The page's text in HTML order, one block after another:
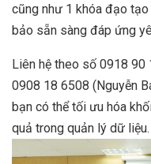
cũng như 1 khóa đạo
bảo sẵn sàng đáp ứng
Liên hệ theo số 0918 90
0908 18 6508 (Nguyễn
bạn có thể tối ưu hóa
quả trong quản lý dữ liệu.